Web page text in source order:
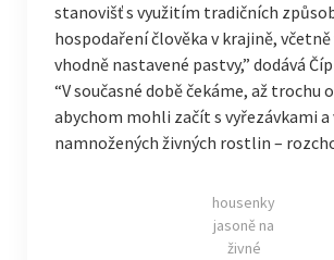
stanovišť s využitím tradičních
hospodaření člověka v krajině, včetně
vhodně nastavené pastvy,” dodává
“V současné době čekáme, až trochu
abychom mohli začít s vyřezávkami a
namnožených živných rostlin –
housenky
jasoně na
živné